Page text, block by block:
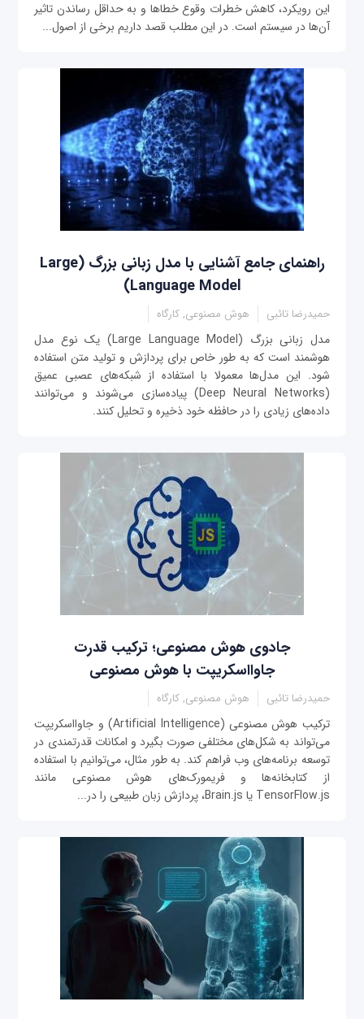
این رویکرد، کاهش خطرات وقوع خطاها و به حداقل رساندن تاثیر
آن‌ها در سیستم است. در این مطلب قصد داریم برخی از اصول...
راهنمای جامع آشنایی با مدل زبانی بزرگ (Large
Language Model)
حمیدرضا تائبی هوش مصنوعی, کارگاه
مدل زبانی بزرگ (Large Language Model) یک نوع مدل
هوشمند است که به طور خاص برای پردازش و تولید متن استفاده
شود. این مدل‌ها معمولا با استفاده از شبکه‌های عصبی عمیق
(Deep Neural Networks) پیاده‌سازی می‌شوند و می‌توانند
داده‌های زیادی را در حافظه خود ذخیره و تحلیل کنند.
جادوی هوش مصنوعی؛ ترکیب قدرت
جاوااسکریپت با هوش مصنوعی
حمیدرضا تائبی هوش مصنوعی, کارگاه
ترکیب هوش مصنوعی (Artificial Intelligence) و جاوااسکریپت
می‌تواند به شکل‌های مختلفی صورت بگیرد و امکانات قدرتمندی در
توسعه برنامه‌های وب فراهم کند. به طور مثال، می‌توانیم با استفاده
از کتابخانه‌ها و فریمورک‌های هوش مصنوعی مانند
TensorFlow.js یا Brain.js، پردازش زبان طبیعی را در...